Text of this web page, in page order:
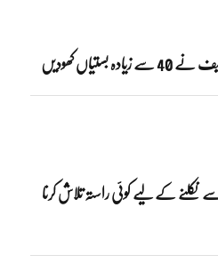
نکلنے کے لیے کوئی راستہ تلاش کرنا